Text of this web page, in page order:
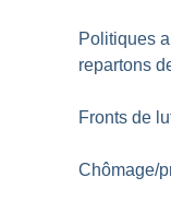
Politiques
repartons
Fronts de
Chômage/